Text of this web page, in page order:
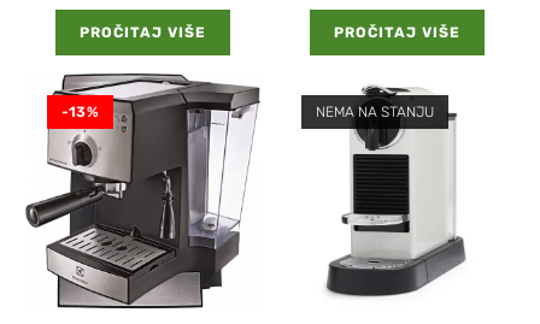
PROČITAJ VIŠE PROČITAJ VIŠE
-13% NEMA NA STANJU